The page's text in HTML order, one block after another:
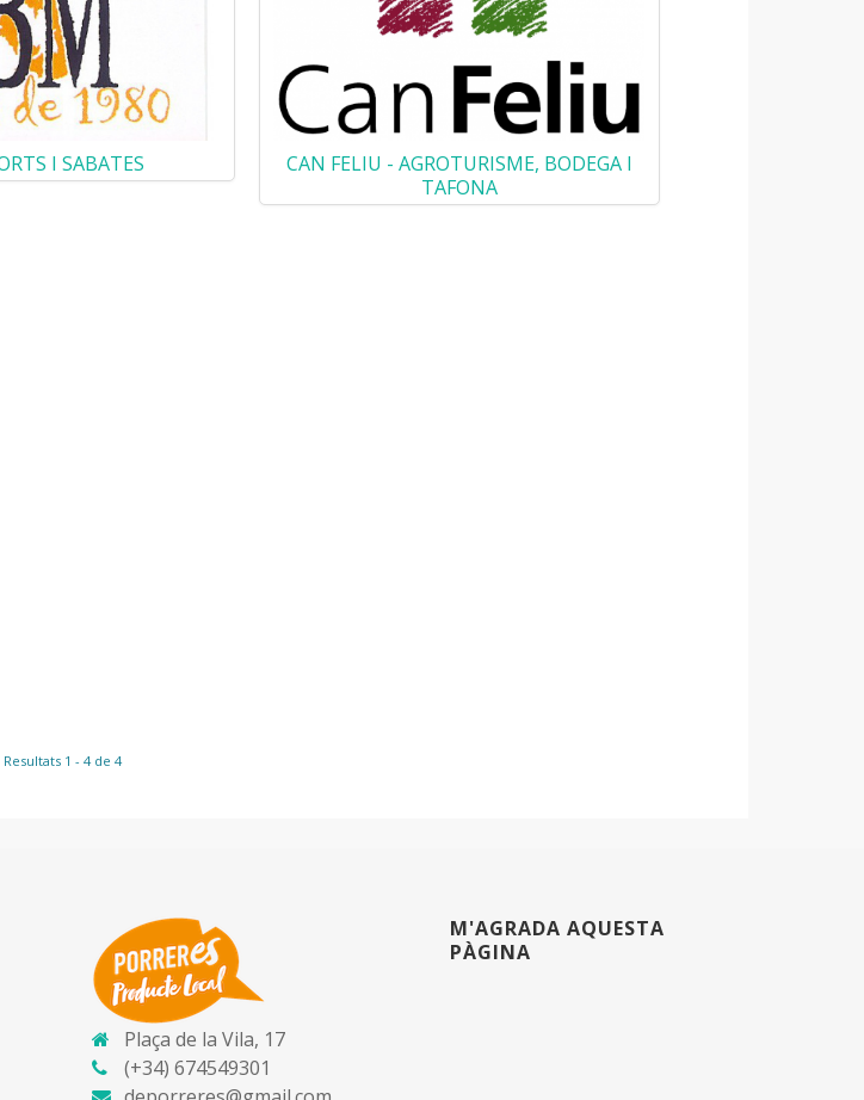
I SABATES
CAN FELIU - AGROTURISME, BODEGA I
TAFONA
Resultats 1 - 4 de 4
Plaça de la Vila, 17
(+34) 674549301
M'AGRADA AQUESTA
PÀGINA